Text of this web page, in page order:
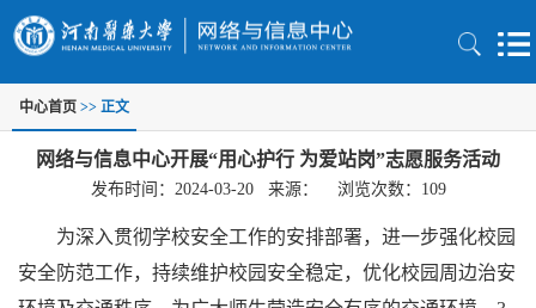
中心首页 >> 正文
网络与信息中心开展“用心护行 为爱站岗”志愿服务活动
发布时间：2024-03-20 来源： 浏览次数： 109
为深入贯彻学校安全工作的安排部署，进一步强化校园
安全防范工作，持续维护校园安全稳定，优化校园周边治安